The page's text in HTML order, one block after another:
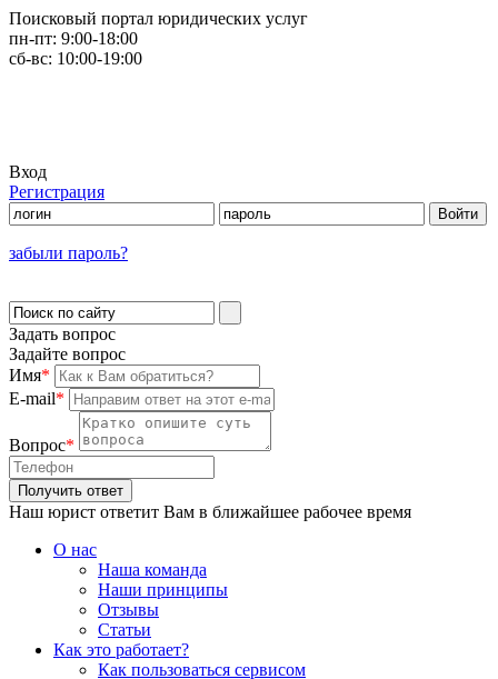
Поисковый портал юридических услуг
пн-пт: 9:00-18:00
сб-вс: 10:00-19:00
Вход
Регистрация
забыли пароль?
Задать вопрос
Задайте вопрос
Имя*
E-mail*
Вопрос*
Наш юрист ответит Вам в ближайшее рабочее время
О нас
Наша команда
Наши принципы
Отзывы
Статьи
Как это работает?
Как пользоваться сервисом